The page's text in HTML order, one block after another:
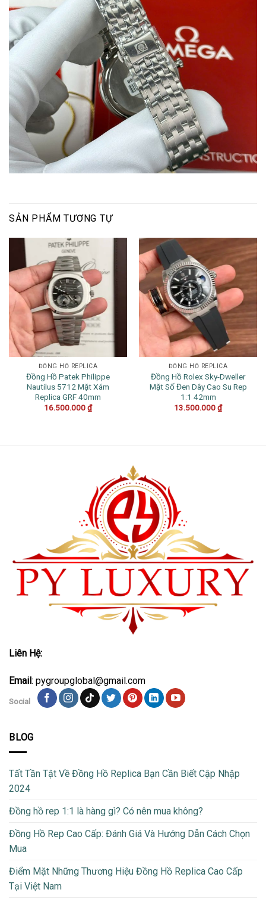
SẢN PHẨM TƯƠNG TỰ
ĐỒNG HỒ REPLICA
Đồng Hồ Patek Philippe
Nautilus 5712 Mặt Xám
Replica GRF 40mm
16.500.000₫
ĐỒNG HỒ REPLICA
Đồng Hồ Rolex Sky-Dweller
Mặt Số Đen Dây Cao Su Rep
1:1 42mm
13.500.000₫
Liên Hệ:
Email: pygroupglobal@gmail.com
Social
BLOG
Tất Tần Tật Về Đồng Hồ Replica Bạn Cần Biết Cập Nhập
2024
Đồng hồ rep 1:1 là hàng gì? Có nên mua không?
Đồng Hồ Rep Cao Cấp: Đánh Giá Và Hướng Dẫn Cách Chọn
Mua
Điểm Mặt Những Thương Hiệu Đồng Hồ Replica Cao Cấp
Tại Việt Nam